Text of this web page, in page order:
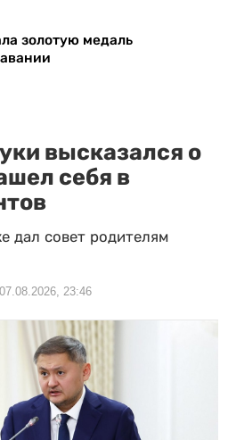
золотую медаль
высказался о
себя в
дал совет родителям
07.08.2026, 23:46